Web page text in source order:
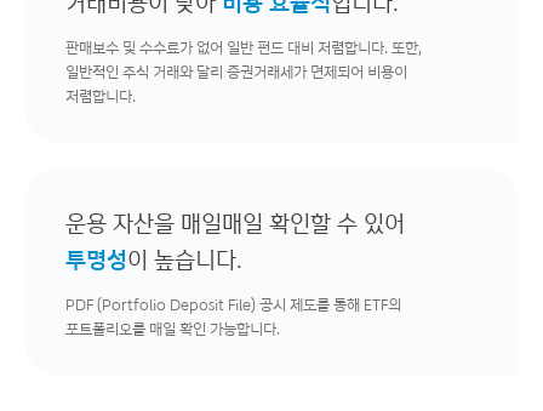
판매보수 및 수수료가 없어 일반 펀드 대비 저렴합니다. 또한,
일반적인 주식 거래와 달리 증권거래세가 면제되어 비용이
저렴합니다.
운용 자산을 매일매일 확인할 수 있어
투명성이 높습니다.
PDF (Portfolio Deposit File) 공시 제도를 통해 ETF의
포트폴리오를 매일 확인 가능합니다.